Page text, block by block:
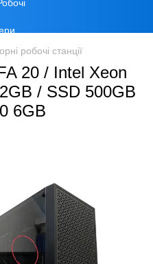
робочі станції
20 / Intel Xeon
/ SSD 500GB
6GB